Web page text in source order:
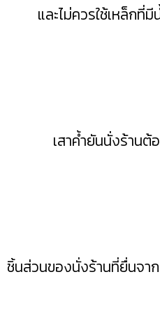
และไม่ควรใช้เหล็กที่
เสาค้ำยันนั่งร้านต้
ชิ้นส่วนของนั่งร้านที่ยื่นจา